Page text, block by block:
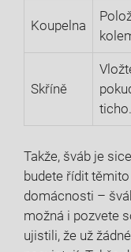
Koupelna
Skříně
⁤ticho.
Takže, šváb je
budete ⁣řídit
domácnosti –
možná i pozvete
⁤ujistili, že už